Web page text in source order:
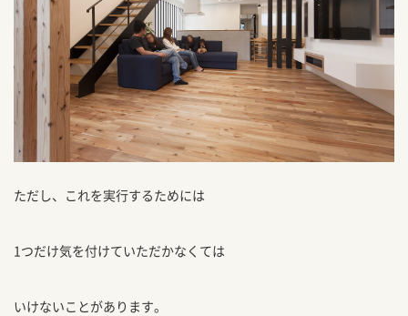
ただし、これを実行するためには
1つだけ気を付けていただかなくては
いけないことがあります。